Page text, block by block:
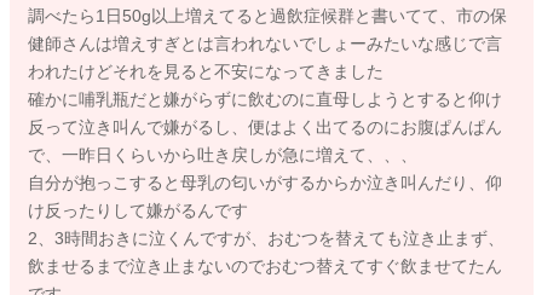
調べたら1日50g以上増えてると過飲症候群と書いてて、市の保
健師さんは増えすぎとは言われないでしょーみたいな感じで言
われたけどそれを見ると不安になってきました
確かに哺乳瓶だと嫌がらずに飲むのに直母しようとすると仰け
反って泣き叫んで嫌がるし、便はよく出てるのにお腹ぱんぱん
で、一昨日くらいから吐き戻しが急に増えて、、、
自分が抱っこすると母乳の匂いがするからか泣き叫んだり、仰
け反ったりして嫌がるんです
2、3時間おきに泣くんですが、おむつを替えても泣き止まず、
飲ませるまで泣き止まないのでおむつ替えてすぐ飲ませてたん